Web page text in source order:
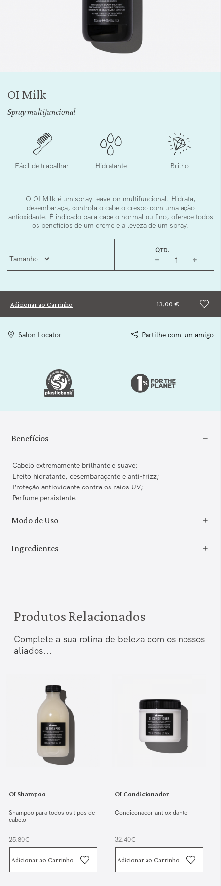
início
OI Milk
Spray multifuncional
Fácil de trabalhar Hidratante Brilho
O OI Milk é um spray leave-on multifuncional. Hidrata,
desembaraça, controla o cabelo crespo com uma ação
antioxidante. É indicado para cabelo normal ou fino, oferece todos
os benefícios de um creme e a leveza de um spray.
QTD.
Adicionar ao Carrinho 13,00 €
Salon Locator Partilhe com um amigo
Benefícios
Cabelo extremamente brilhante e suave;
Efeito hidratante, desembaraçante e anti-frizz;
Proteção antioxidante contra os raios UV;
Perfume persistente.
Modo de Uso
Ingredientes
Produtos Relacionados
Complete a sua rotina de beleza com os nossos
aliados...
OI Shampoo
Shampoo para todos os tipos de
cabelo
25.80€
Adicionar ao Carrinho
OI Condicionador
Condiconador antioxidante
32.40€
Adicionar ao Carrinho